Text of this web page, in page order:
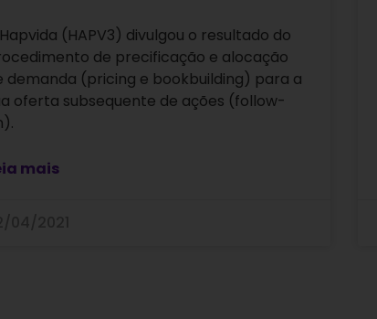
(HAPV3) divulgou o resultado do
de precificação e alocação
demanda (pricing e bookbuilding) para a
oferta subsequente de ações (follow-
mais